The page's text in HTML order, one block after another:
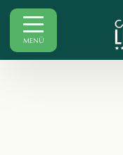
MENÜ